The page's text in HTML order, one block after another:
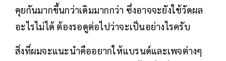
คุยกันมากขึ้นกว่าเดิมมากกว่า ซึ่งอาจจะยังใช้วัดผล
อะไรไม่ได้ ต้องรอดูต่อไปว่าจะเป็นอย่างไรครับ
สิ่งที่ผมจะแนะนำคืออยากให้แบรนด์และเพจต่างๆ